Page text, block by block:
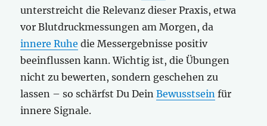
unterstreicht die Relevanz dieser Praxis, etwa
vor Blutdruckmessungen am Morgen, da
innere Ruhe die Messergebnisse positiv
beeinflussen kann. Wichtig ist, die Übungen
nicht zu bewerten, sondern geschehen zu
lassen – so schärfst Du DeinBewusstsein für
innere Signale.